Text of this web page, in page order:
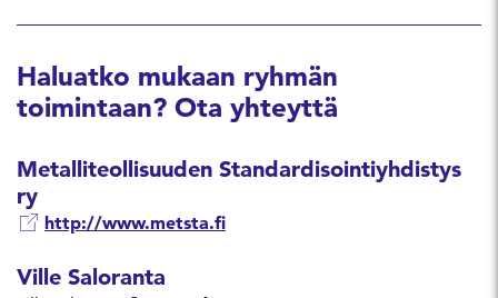
Haluatko mukaan ryhmän
toimintaan? Ota yhteyttä
Metalliteollisuuden Standardisointiyhdistys
ry
http://www.metsta.fi
Ville Saloranta